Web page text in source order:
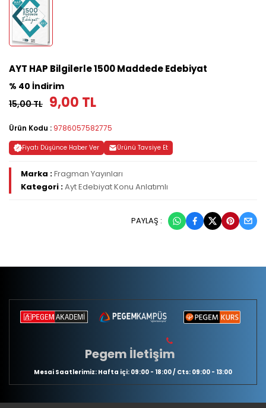
AYT HAP Bilgilerle 1500 Maddede Edebiyat
% 40 İndirim
15,00 TL 9,00 TL
Ürün Kodu : 9786057582775
Fiyatı Düşünce Haber Ver Ürünü Tavsiye Et
Marka :Fragman Yayınları
Kategori :Ayt Edebiyat Konu Anlatımlı
PAYLAŞ :
Pegem İletişim
Mesai Saatlerimiz: Hafta içi: 09:00 - 18:00 / Cts: 09:00 - 13:00